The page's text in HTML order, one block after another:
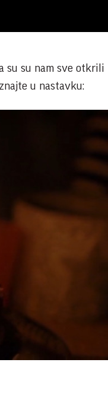
su su nam sve otkrili
u nastavku: